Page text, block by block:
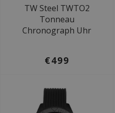
TW Steel TWTO2
Tonneau
Chronograph Uhr
€499